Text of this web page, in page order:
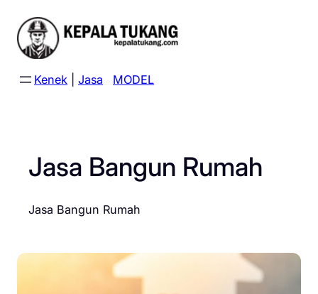
content
Kenek Jasa MODEL
Jasa Bangun Rumah
Jasa Bangun Rumah